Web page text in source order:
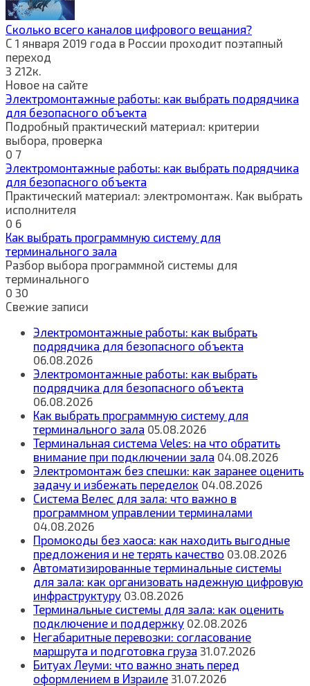
Сколько всего каналов цифрового вещания?
С 1 января 2019 года в России проходит поэтапный
переход
3 212к.
Новое на сайте
Электромонтажные работы: как выбрать подрядчика
для безопасного объекта
Подробный практический материал: критерии
выбора, проверка
0 7
Электромонтажные работы: как выбрать подрядчика
для безопасного объекта
Практический материал: электромонтаж. Как выбрать
исполнителя
0 6
Как выбрать программную систему для
терминального зала
Разбор выбора программной системы для
терминального
0 30
Свежие записи
Электромонтажные работы: как выбрать
подрядчика для безопасного объекта
06.08.2026
Электромонтажные работы: как выбрать
подрядчика для безопасного объекта
06.08.2026
Как выбрать программную систему для
терминального зала 05.08.2026
Терминальная система Veles: на что обратить
внимание при подключении зала 04.08.2026
Электромонтаж без спешки: как заранее оценить
задачу и избежать переделок 04.08.2026
Система Велес для зала: что важно в
программном управлении терминалами
04.08.2026
Промокоды без хаоса: как находить выгодные
предложения и не терять качество 03.08.2026
Автоматизированные терминальные системы
для зала: как организовать надежную цифровую
инфраструктуру 03.08.2026
Терминальные системы для зала: как оценить
подключение и поддержку 02.08.2026
Негабаритные перевозки: согласование
маршрута и подготовка груза 31.07.2026
Битуах Леуми: что важно знать перед
оформлением в Израиле 31.07.2026